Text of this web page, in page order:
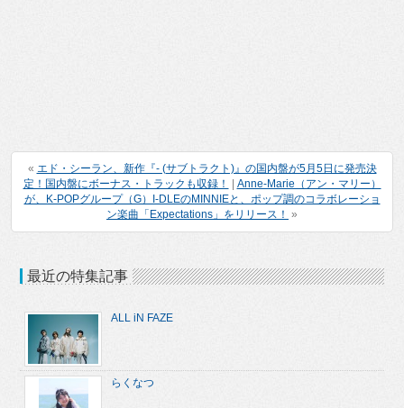
« エド・シーラン、新作『- (サブトラクト)』の国内盤が5月5日に発売決
定！国内盤にボーナス・トラックも収録！
Anne-Marie（アン・マリー）
が、K-POPグループ（G）I-DLEのMINNIEと、ポップ調のコラボレーショ
ン楽曲「Expectations」をリリース！ »
最近の特集記事
ALL iN FAZE
らくなつ